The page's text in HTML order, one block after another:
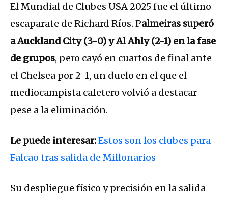
El Mundial de Clubes USA 2025 fue el último
escaparate de Richard Ríos. Palmeiras superó
a Auckland City (3-0) y Al Ahly (2-1) en la fase
de grupos, pero cayó en cuartos de final ante
el Chelsea por 2-1, un duelo en el que el
mediocampista cafetero volvió a destacar
pese a la eliminación.
Le puede interesar:Estos son los clubes para
Falcao tras salida de Millonarios
Su despliegue físico y precisión en la salida